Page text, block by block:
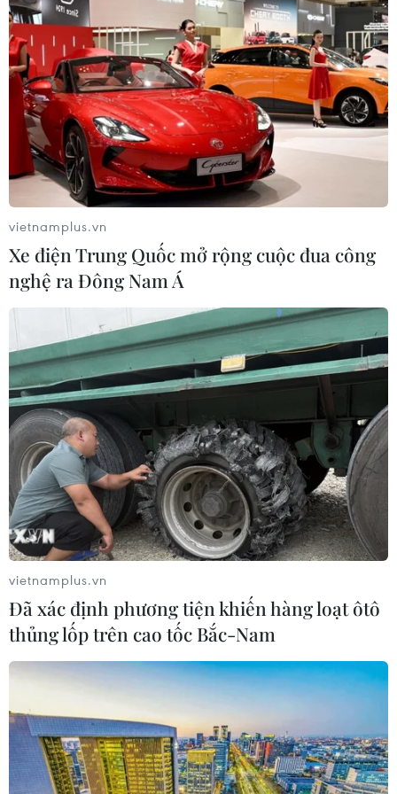
Hải Phòng trao giấy chứng nhận đầu tư
khu phi thuế quan đầu tiên
07/12/2021 12:20
Dự án Khu phi thuế quan-logistics và công nghiệp Lạch
Huyện có tổng diện tích 752ha với tổng mức đầu tư trên
11 nghìn tỷ đồng và sẽ được khởi công vào đầu năm
2022.
vietnamplus.vn
Xe điện Trung Quốc mở rộng cuộc đua công
nghệ ra Đông Nam Á
vietnamplus.vn
Đã xác định phương tiện khiến hàng loạt ôtô
thủng lốp trên cao tốc Bắc-Nam